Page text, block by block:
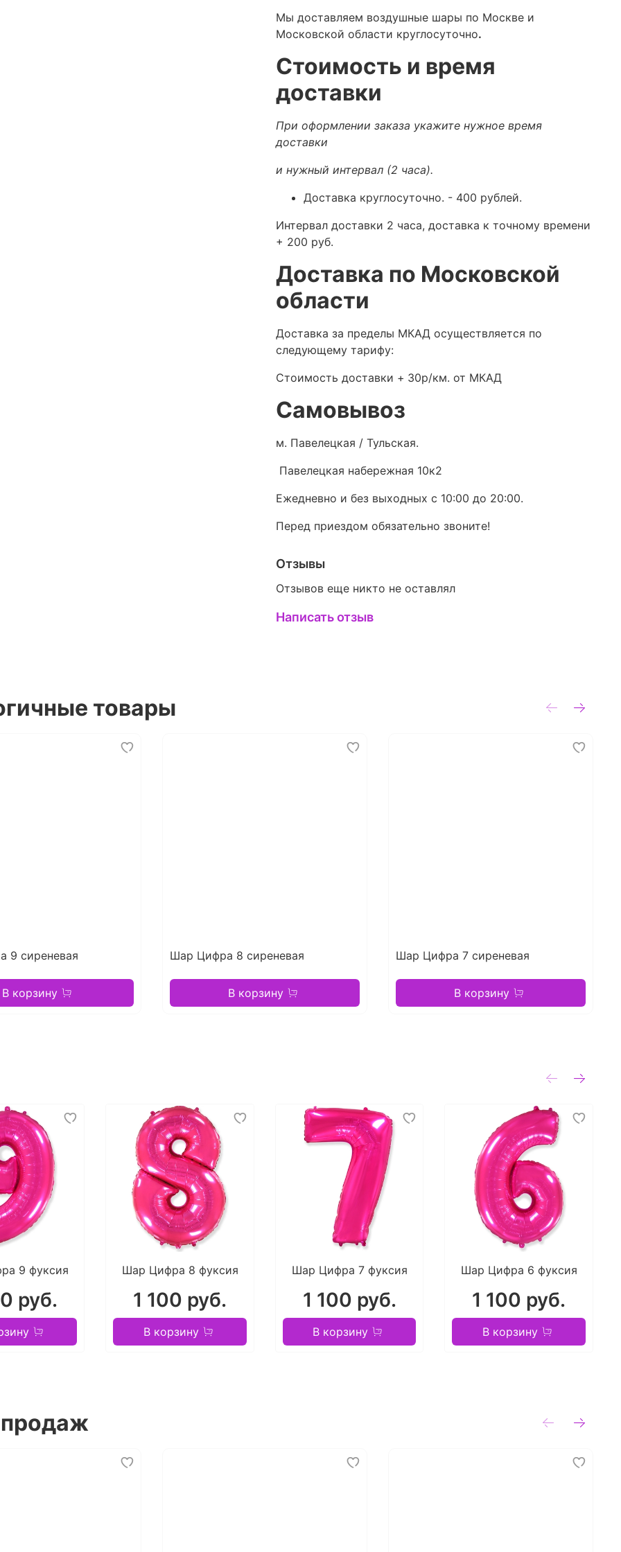
Мы доставляем воздушные шары по Москве и
Московской области круглосуточно.
Стоимость и время
доставки
При оформлении заказа укажите нужное время
доставки
и нужный интервал (2 часа).
Доставка круглосуточно. - 400 рублей.
Интервал доставки 2 часа, доставка к точному времени
+ 200 руб.
Доставка по Московской
области
Доставка за пределы МКАД осуществляется по
следующему тарифу:
Стоимость доставки + 30р/км. от МКАД
Самовывоз
м. Павелецкая / Тульская.
Павелецкая набережная 10к2
Ежедневно и без выходных с 10:00 до 20:00.
Перед приездом обязательно звоните!
Отзывы
Отзывов еще никто не оставлял
Написать отзыв
товары
9 сиреневая
В корзину
Шар Цифра 8 сиреневая
В корзину
Шар Цифра 7 сиреневая
В корзину
9 фуксия
руб.
Шар Цифра 8 фуксия
1 100 руб.
В корзину
Шар Цифра 7 фуксия
1 100 руб.
В корзину
Шар Цифра 6 фуксия
1 100 руб.
В корзину